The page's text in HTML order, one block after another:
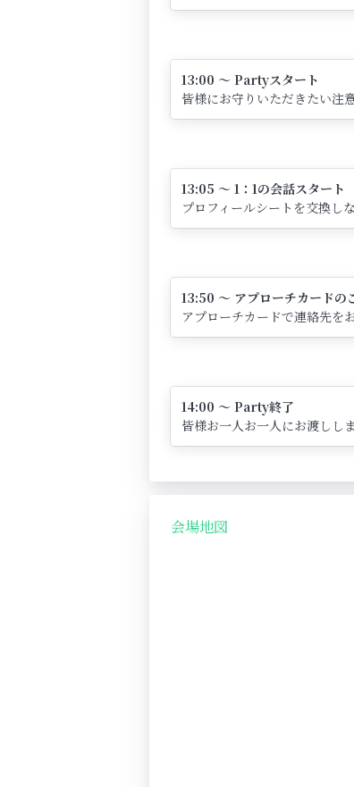
13:00 ～ Partyスタート
皆様にお守りいただきたい注
13:05 ～ 1：1の会話スタート
プロフィールシートを交換し
13:50 ～ アプローチカードの
アプローチカードで連絡先を
14:00 ～ Party終了
皆様お一人お一人にお渡しし
会場地図